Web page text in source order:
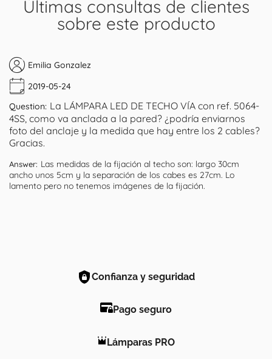
Últimas consultas de clientes
sobre este producto
Emilia Gonzalez
2019-05-24
Question: La LÁMPARA LED DE TECHO VÍA con ref. 5064-
4SS, como va anclada a la pared? ¿podría enviarnos
foto del anclaje y la medida que hay entre los 2 cables?
Gracias.
Answer: Las medidas de la fijación al techo son: largo 30cm
ancho unos 5cm y la separación de los cabes es 27cm. Lo
lamento pero no tenemos imágenes de la fijación.
Confianza y seguridad
Pago seguro
Lámparas PRO